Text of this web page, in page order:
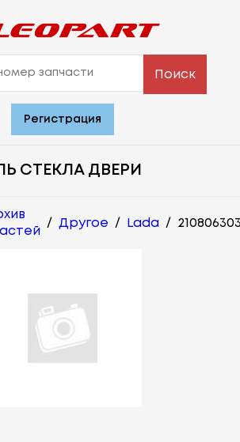
Поиск
Регистрация
СТЕКЛА ДВЕРИ
/ Другое / Lada /